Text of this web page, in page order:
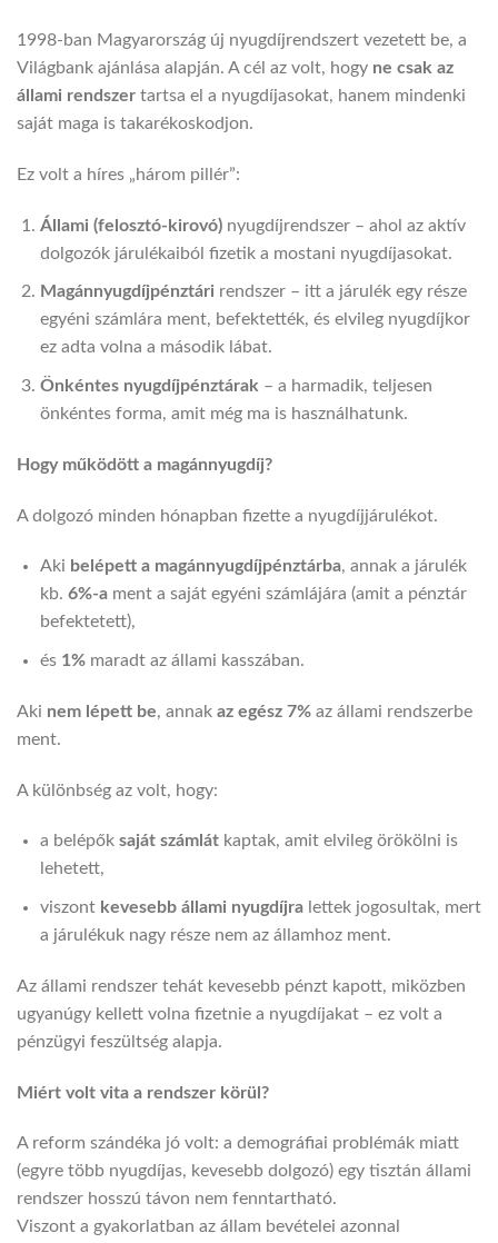
1998-ban Magyarország új nyugdíjrendszert vezetett be, a
Világbank ajánlása alapján. A cél az volt, hogy ne csak az
állami rendszer tartsa el a nyugdíjasokat, hanem mindenki
saját maga is takarékoskodjon.
Ez volt a híres „három pillér”:
Állami (felosztó-kirovó)nyugdíjrendszer – ahol az aktív
dolgozók járulékaiból fizetik a mostani nyugdíjasokat.
Magánnyugdíjpénztári rendszer – itt a járulék egy része
egyéni számlára ment, befektették, és elvileg nyugdíjkor
ez adta volna a második lábat.
Önkéntes nyugdíjpénztárak – a harmadik, teljesen
önkéntes forma, amit még ma is használhatunk.
Hogy működött a magánnyugdíj?
A dolgozó minden hónapban fizette a nyugdíjjárulékot.
Aki belépett a magánnyugdíjpénztárba, annak a járulék
kb. 6%-ament a saját egyéni számlájára (amit a pénztár
befektetett),
és 1%maradt az állami kasszában.
Aki nem lépett be, annak az egész 7% az állami rendszerbe
ment.
A különbség az volt, hogy:
a belépők saját számlátkaptak, amit elvileg örökölni is
lehetett,
viszont kevesebb állami nyugdíjralettek jogosultak, mert
a járulékuk nagy része nem az államhoz ment.
Az állami rendszer tehát kevesebb pénzt kapott, miközben
ugyanúgy kellett volna fizetnie a nyugdíjakat – ez volt a
pénzügyi feszültség alapja.
Miért volt vita a rendszer körül?
A reform szándéka jó volt: a demográfiai problémák miatt
(egyre több nyugdíjas, kevesebb dolgozó) egy tisztán állami
rendszer hosszú távon nem fenntartható.
Viszont a gyakorlatban az állam bevételei azonnal